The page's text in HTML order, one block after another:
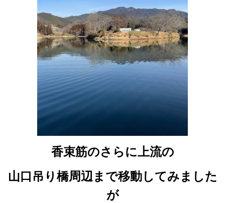
香束筋のさらに上流の
山口吊り橋周辺まで移動してみました
が